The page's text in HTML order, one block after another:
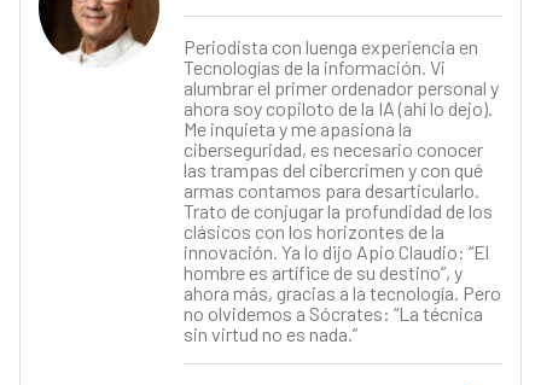
Periodista con luenga experiencia en
Tecnologías de la información. Vi
alumbrar el primer ordenador personal y
ahora soy copiloto de la IA (ahí lo dejo).
Me inquieta y me apasiona la
ciberseguridad, es necesario conocer
las trampas del cibercrimen y con qué
armas contamos para desarticularlo.
Trato de conjugar la profundidad de los
clásicos con los horizontes de la
innovación. Ya lo dijo Apio Claudio: “El
hombre es artífice de su destino”, y
ahora más, gracias a la tecnología. Pero
no olvidemos a Sócrates: “La técnica
sin virtud no es nada.”